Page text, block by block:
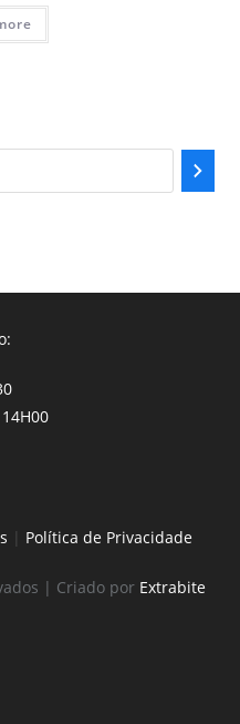
| Política de Privacidade
| Criado por Extrabite